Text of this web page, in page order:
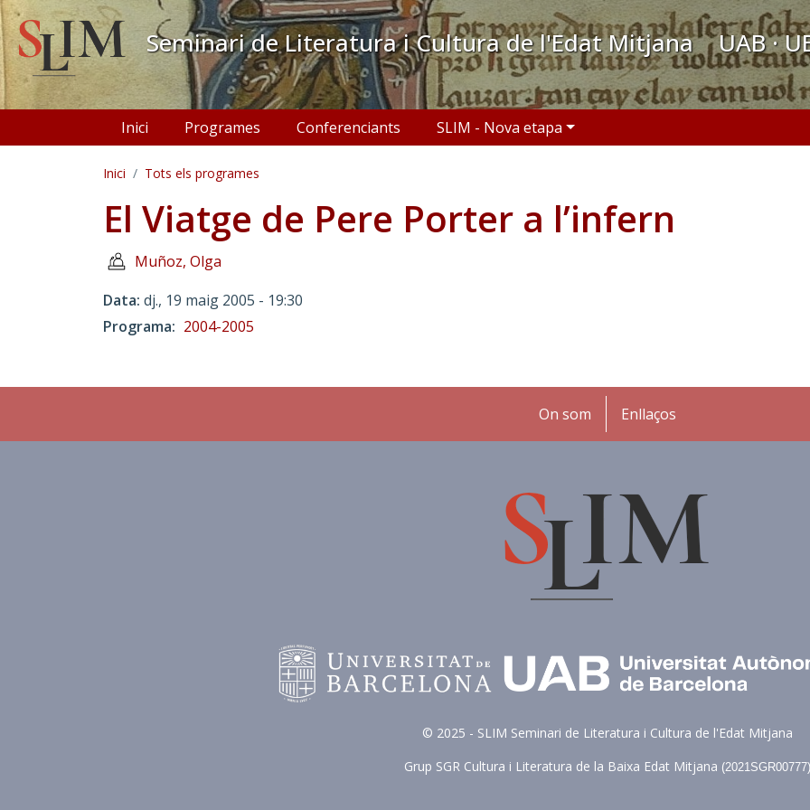
Vés al contingut
Seminari de Literatura i Cultura de l'Edat Mitjana UAB ·
Navegació principal
Inici Programes Conferenciants SLIM - Nova etapa
Inici Tots els programes
El Viatge de Pere Porter a l’infern
Muñoz, Olga
Data dj., 19 maig 2005 - 19:30
Programa
2004-2005
Peu
On som Enllaços
© 2025 - SLIM Seminari de Literatura i Cultura de l'Edat Mitjana
Grup SGR Cultura i Literatura de la Baixa Edat Mitjana (2021SGR00777)